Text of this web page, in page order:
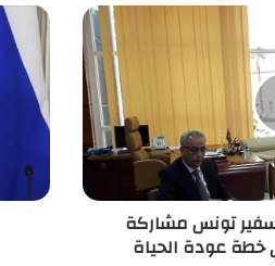
تونس مشاركة
خطة عودة الحياة